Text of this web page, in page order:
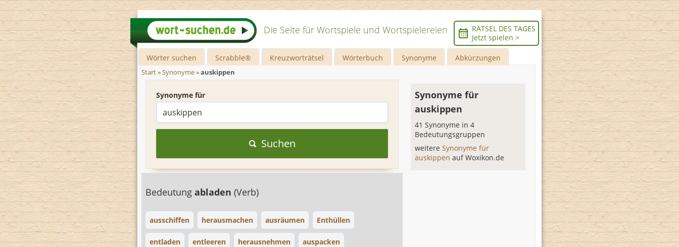
Die Seite für Wortspiele und Wortspielereien
RÄTSEL DES TAGES
Jetzt spielen >
Wörter suchen Scrabble® Kreuzworträtsel Wörterbuch Synonyme Abkürzungen
Start»Synonyme»auskippen
Synonyme für
Suchen
Bedeutung abladen (Verb)
ausschiffen herausmachen ausräumen Enthüllen
entladen entleeren herausnehmen auspacken
Synonyme für
auskippen
41 Synonyme in 4
Bedeutungsgruppen
weitereSynonyme für
auskippenauf Woxikon.de